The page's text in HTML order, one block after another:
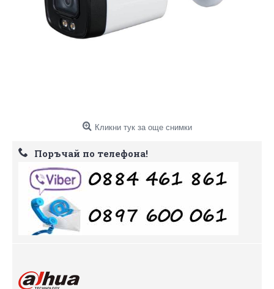
Кликни тук за още снимки
Поръчай по телефона!